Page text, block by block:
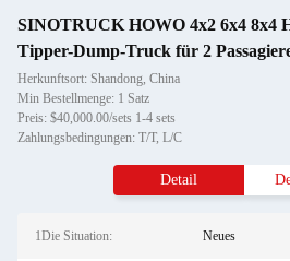
SINOTRUCK HOWO 4x2 6x4 8x4
Tipper-Dump-Truck für 2
Herkunftsort: Shandong, China
Min Bestellmenge: 1 Satz
Preis: $40,000.00/sets 1-4 sets
Zahlungsbedingungen: T/T, L/C
Detail
1Die Situation: Neues